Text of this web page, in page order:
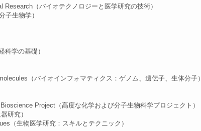
（バイオテクノロジーと医学研究の技術）
子生物学）
科学の基礎）
（バイオインフォマティクス：ゲノム、遺伝子、生体分子）
Project（高度な化学および分子生物科学プロジェクト）
研究）
（生物医学研究：スキルとテクニック）